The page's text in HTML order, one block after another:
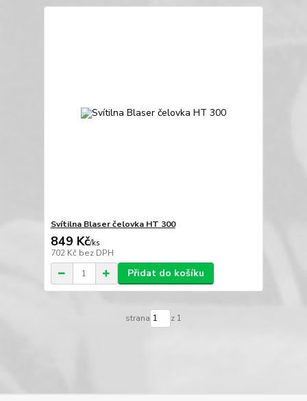
Svítilna Blaser čelovka HT 300
849 Kč/ks
702 Kč bez DPH
Přidat do košíku
strana z 1